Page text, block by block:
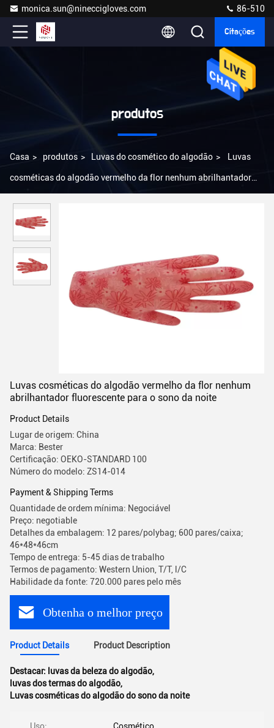
monica.sun@nineccigloves.com 86-510
Citações
produtos
Casa > produtos > Luvas do cosmético do algodão > Luvas
cosméticas do algodão vermelho da flor nenhum abrilhantador
Luvas cosméticas do algodão vermelho da flor nenhum
abrilhantador fluorescente para o sono da noite
Product Details
Lugar de origem: China
Marca: Bester
Certificação: OEKO-STANDARD 100
Número do modelo: ZS14-014
Payment & Shipping Terms
Quantidade de ordem mínima: Negociável
Preço: negotiable
Detalhes da embalagem: 12 pares/polybag; 600 pares/caixa;
46*48*46cm
Tempo de entrega: 5-45 dias de trabalho
Termos de pagamento: Western Union, T/T, l/C
Habilidade da fonte: 720.000 pares pelo mês
Obtenha o melhor preço
Product Details Product Description
Destacar: luvas da beleza do algodão,
luvas dos termas do algodão,
Luvas cosméticas do algodão do sono da noite